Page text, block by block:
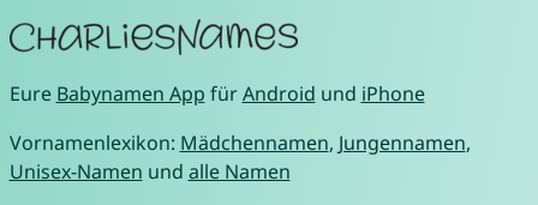
Eure Babynamen App fürAndroid und iPhone
Vornamenlexikon: Mädchennamen, Jungennamen,
Unisex-Namen und alle Namen